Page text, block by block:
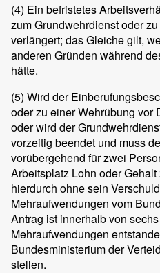
(4) Ein befristetes
zum Grundwehrdienst oder
verlängert; das Gleiche gilt,
anderen Gründen während
hätte.
(5) Wird der
oder zu einer Wehrübung vor
oder wird der
vorzeitig beendet und muss
vorübergehend für zwei
Arbeitsplatz Lohn oder
hierdurch ohne sein
Mehraufwendungen vom
Antrag ist innerhalb von
Mehraufwendungen
Bundesministerium der
stellen.